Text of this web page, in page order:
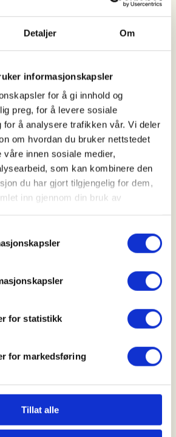
Detaljer Om
informasjonskapsler
for å gi innhold og
preg, for å levere sosiale
for å analysere trafikken vår. Vi deler
om hvordan du bruker nettstedet
våre innen sosiale medier,
som kan kombinere den
du har gjort tilgjengelig for dem,
inn gjennom din bruk av
for statistikk
for markedsføring
Tillat alle
og Fiskerforening
småvilt høsten 2026
og kom gjerne med innspill til
som ønskes.